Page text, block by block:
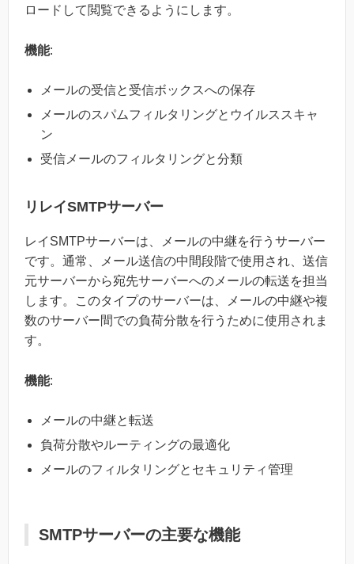
ロードして閲覧できるようにします。
機能:
メールの受信と受信ボックスへの保存
メールのスパムフィルタリングとウイルススキャ
ン
受信メールのフィルタリングと分類
リレイSMTPサーバー
レイSMTPサーバーは、メールの中継を行うサーバー
です。通常、メール送信の中間段階で使用され、送信
元サーバーから宛先サーバーへのメールの転送を担当
します。このタイプのサーバーは、メールの中継や複
数のサーバー間での負荷分散を行うために使用されま
す。
機能:
メールの中継と転送
負荷分散やルーティングの最適化
メールのフィルタリングとセキュリティ管理
SMTPサーバーの主要な機能